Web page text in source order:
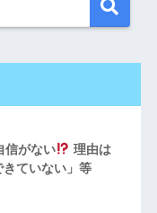
信がない
理由は
きていない」等